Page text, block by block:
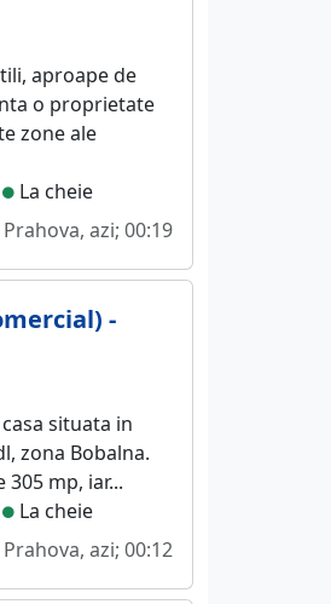
aproape de
o proprietate
zone ale
La cheie
Prahova, azi; 00:19
-
situata in
zona Bobalna.
mp, iar...
La cheie
Prahova, azi; 00:12